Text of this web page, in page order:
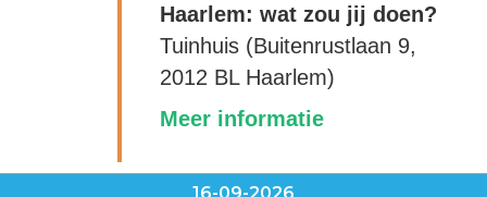
Haarlem: wat zou jij doen?
Tuinhuis (Buitenrustlaan 9,
2012 BL Haarlem)
Meer informatie
16-09-2026